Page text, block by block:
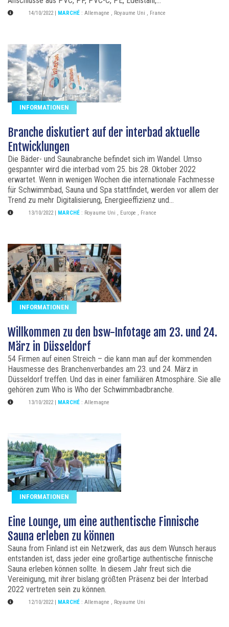
14/10/2022 MARCHÉ : Allemagne , Royaume Uni , France
INFORMATIONEN
Branche diskutiert auf der interbad aktuelle
Entwicklungen
Die Bäder- und Saunabranche befindet sich im Wandel. Umso
gespannter wird die interbad vom 25. bis 28. Oktober 2022
erwartet. Wenn in wenigen Wochen die internationale Fachmesse
für Schwimmbad, Sauna und Spa stattfindet, werden vor allem der
Trend zu mehr Digitalisierung, Energieeffizienz und...
13/10/2022 MARCHÉ : Royaume Uni , Europe , France
INFORMATIONEN
Willkommen zu den bsw-Infotage am 23. und 24.
März in Düsseldorf
54 Firmen auf einen Streich – die kann man auf der kommenden
Hausmesse des Branchenverbandes am 23. und 24. März in
Düsseldorf treffen. Und das in einer familiären Atmosphäre. Sie alle
gehören zum Who is Who der Schwimmbadbranche.
13/10/2022 MARCHÉ : Allemagne
INFORMATIONEN
Eine Lounge, um eine authentische Finnische
Sauna erleben zu können
Sauna from Finland ist ein Netzwerk, das aus dem Wunsch heraus
entstanden ist, dass jeder eine großartige authentische finnische
Sauna erleben können sollte. In diesem Jahr freut sich die
Vereinigung, mit ihrer bislang größten Präsenz bei der Interbad
2022 vertreten sein zu können.
12/10/2022 MARCHÉ : Allemagne , Royaume Uni